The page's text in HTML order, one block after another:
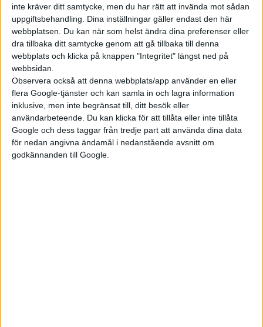
inte kräver ditt samtycke, men du har rätt att invända mot sådan
uppgiftsbehandling. Dina inställningar gäller endast den här
webbplatsen. Du kan när som helst ändra dina preferenser eller
dra tillbaka ditt samtycke genom att gå tillbaka till denna
webbplats och klicka på knappen "Integritet" längst ned på
webbsidan.
Observera också att denna webbplats/app använder en eller
flera Google-tjänster och kan samla in och lagra information
inklusive, men inte begränsat till, ditt besök eller
användarbeteende. Du kan klicka för att tillåta eller inte tillåta
Google och dess taggar från tredje part att använda dina data
för nedan angivna ändamål i nedanstående avsnitt om
godkännanden till Google.
Mer intressant är då vad Porsche berättar om laddtekniken.
Taycan var en av de första serietillverkade elbilarna med ett
800-voltssystem för att kunna ladda snabbt. Det hittas idag
även hos bland annat Audi e-tron GT, Ioniq 5 och Kia EV6 men
de flesta elbilar får ännu nöja sig med ett 400-voltssystem.
I konceptet Mission R har Porsche skruvat upp det hela
ytterligare ett steg med ett 900-voltssystem. Tack vare det
kan bilen ladda med 340 kW, vilket gör att batteriet kan laddas
till 80 procent på femton minuter.
Om det är något som vi även kommer se i kommande modeller